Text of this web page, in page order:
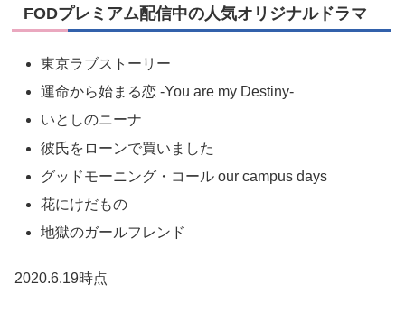
FODプレミアム配信中の人気オリジナルドラマ
東京ラブストーリー
運命から始まる恋 -You are my Destiny-
いとしのニーナ
彼氏をローンで買いました
グッドモーニング・コール our campus days
花にけだもの
地獄のガールフレンド
2020.6.19時点